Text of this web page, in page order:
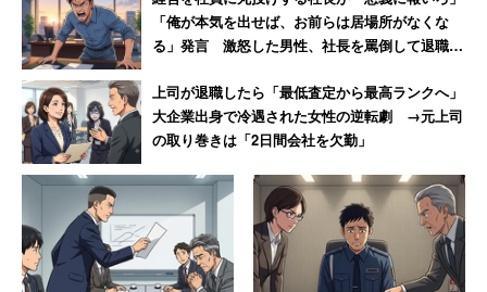
としている。
調査では、今年3月1日～5月31日の期間に「SUUMO」に
掲載された賃貸物件の家賃（管理費含む）の中央値を算
出。調査対象の物件は「最寄り駅から徒歩15分以内」
「10平米以上40平米未満」「ワンルーム、1K、1DK」と
した。
「俺が本気を出せば、お前らは居場所がなくな
る」発言 激怒した男性、社長を罵倒して退職
上司が退職したら「最低査定から最高ランクへ」
大企業出身で冷遇された女性の逆転劇 →元上司
の取り巻きは「2日間会社を欠勤」